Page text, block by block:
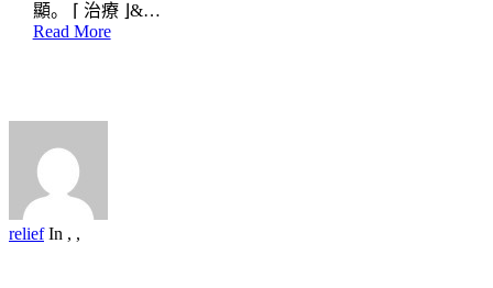
顯。 ⌈ 治療 ⌋&…
Read More
relief In , ,